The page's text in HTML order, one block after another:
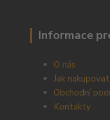
Informace
O nás
Jak nakupovat
Obchodní
Kontakty